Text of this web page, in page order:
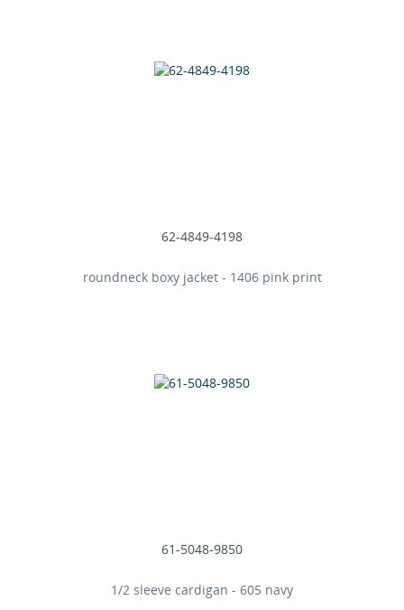
62-4849-4198
roundneck boxy jacket - 1406 pink print
61-5048-9850
1/2 sleeve cardigan - 605 navy